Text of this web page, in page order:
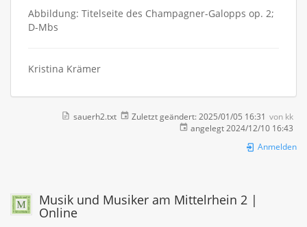
Abbildung: Titelseite des Champagner-Galopps op. 2;
D-Mbs
Kristina Krämer
sauerh2.txt Zuletzt geändert: 2025/01/05 16:31 von kk
angelegt 2024/12/10 16:43
Anmelden
Musik und Musiker am Mittelrhein 2 |
Online